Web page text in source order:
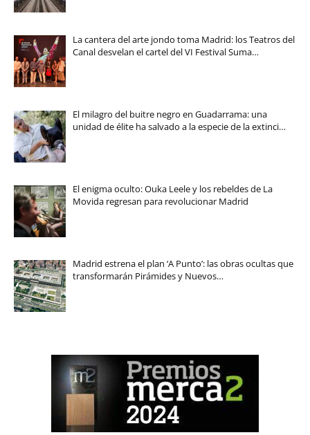
La cantera del arte jondo toma Madrid: los Teatros del
Canal desvelan el cartel del VI Festival Suma…
El milagro del buitre negro en Guadarrama: una
unidad de élite ha salvado a la especie de la extinci…
El enigma oculto: Ouka Leele y los rebeldes de La
Movida regresan para revolucionar Madrid
Madrid estrena el plan ‘A Punto’: las obras ocultas que
transformarán Pirámides y Nuevos…